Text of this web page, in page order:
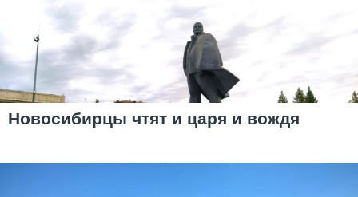
Новосибирцы чтят и царя и вождя